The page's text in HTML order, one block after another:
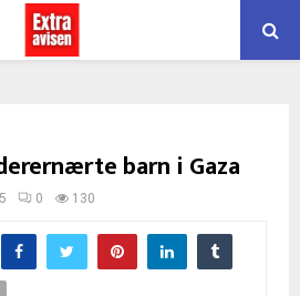
barn i Gaza
0 130